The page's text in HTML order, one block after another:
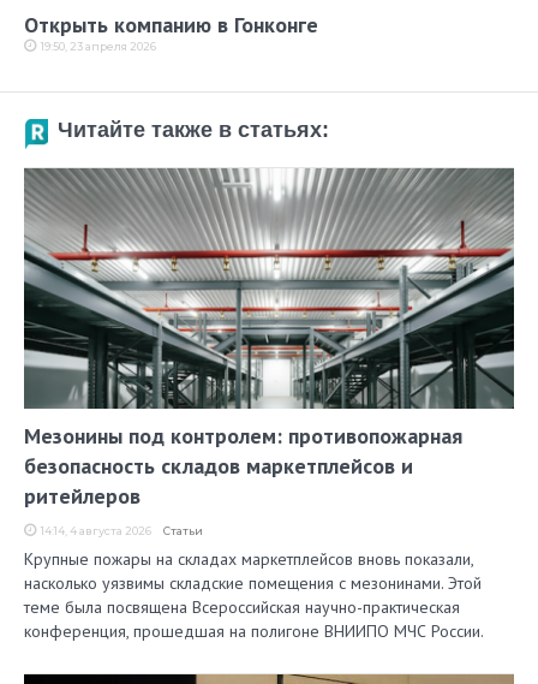
Открыть компанию в Гонконге
19:50, 23 апреля 2026
Читайте также в статьях:
Мезонины под контролем: противопожарная
безопасность складов маркетплейсов и
ритейлеров
14:14, 4 августа 2026 Статьи
Крупные пожары на складах маркетплейсов вновь показали,
насколько уязвимы складские помещения с мезонинами. Этой
теме была посвящена Всероссийская научно-практическая
конференция, прошедшая на полигоне ВНИИПО МЧС России.